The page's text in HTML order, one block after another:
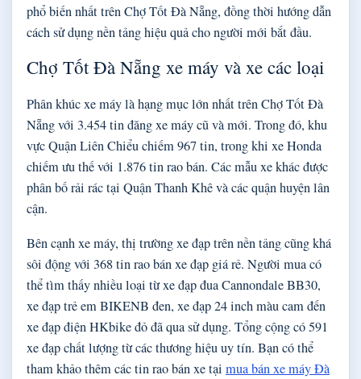
phổ biến nhất trên Chợ Tốt Đà Nẵng, đồng thời hướng dẫn
cách sử dụng nền tảng hiệu quả cho người mới bắt đầu.
Chợ Tốt Đà Nẵng xe máy và xe các loại
Phân khúc xe máy là hạng mục lớn nhất trên Chợ Tốt Đà
Nẵng với 3.454 tin đăng xe máy cũ và mới. Trong đó, khu
vực Quận Liên Chiểu chiếm 967 tin, trong khi xe Honda
chiếm ưu thế với 1.876 tin rao bán. Các mẫu xe khác được
phân bố rải rác tại Quận Thanh Khê và các quận huyện lân
cận.
Bên cạnh xe máy, thị trường xe đạp trên nền tảng cũng khá
sôi động với 368 tin rao bán xe đạp giá rẻ. Người mua có
thể tìm thấy nhiều loại từ xe đạp đua Cannondale BB30,
xe đạp trẻ em BIKENB đen, xe đạp 24 inch màu cam đến
xe đạp điện HKbike đỏ đã qua sử dụng. Tổng cộng có 591
xe đạp chất lượng từ các thương hiệu uy tín. Bạn có thể
tham khảo thêm các tin rao bán xe tại mua bán xe máy Đà